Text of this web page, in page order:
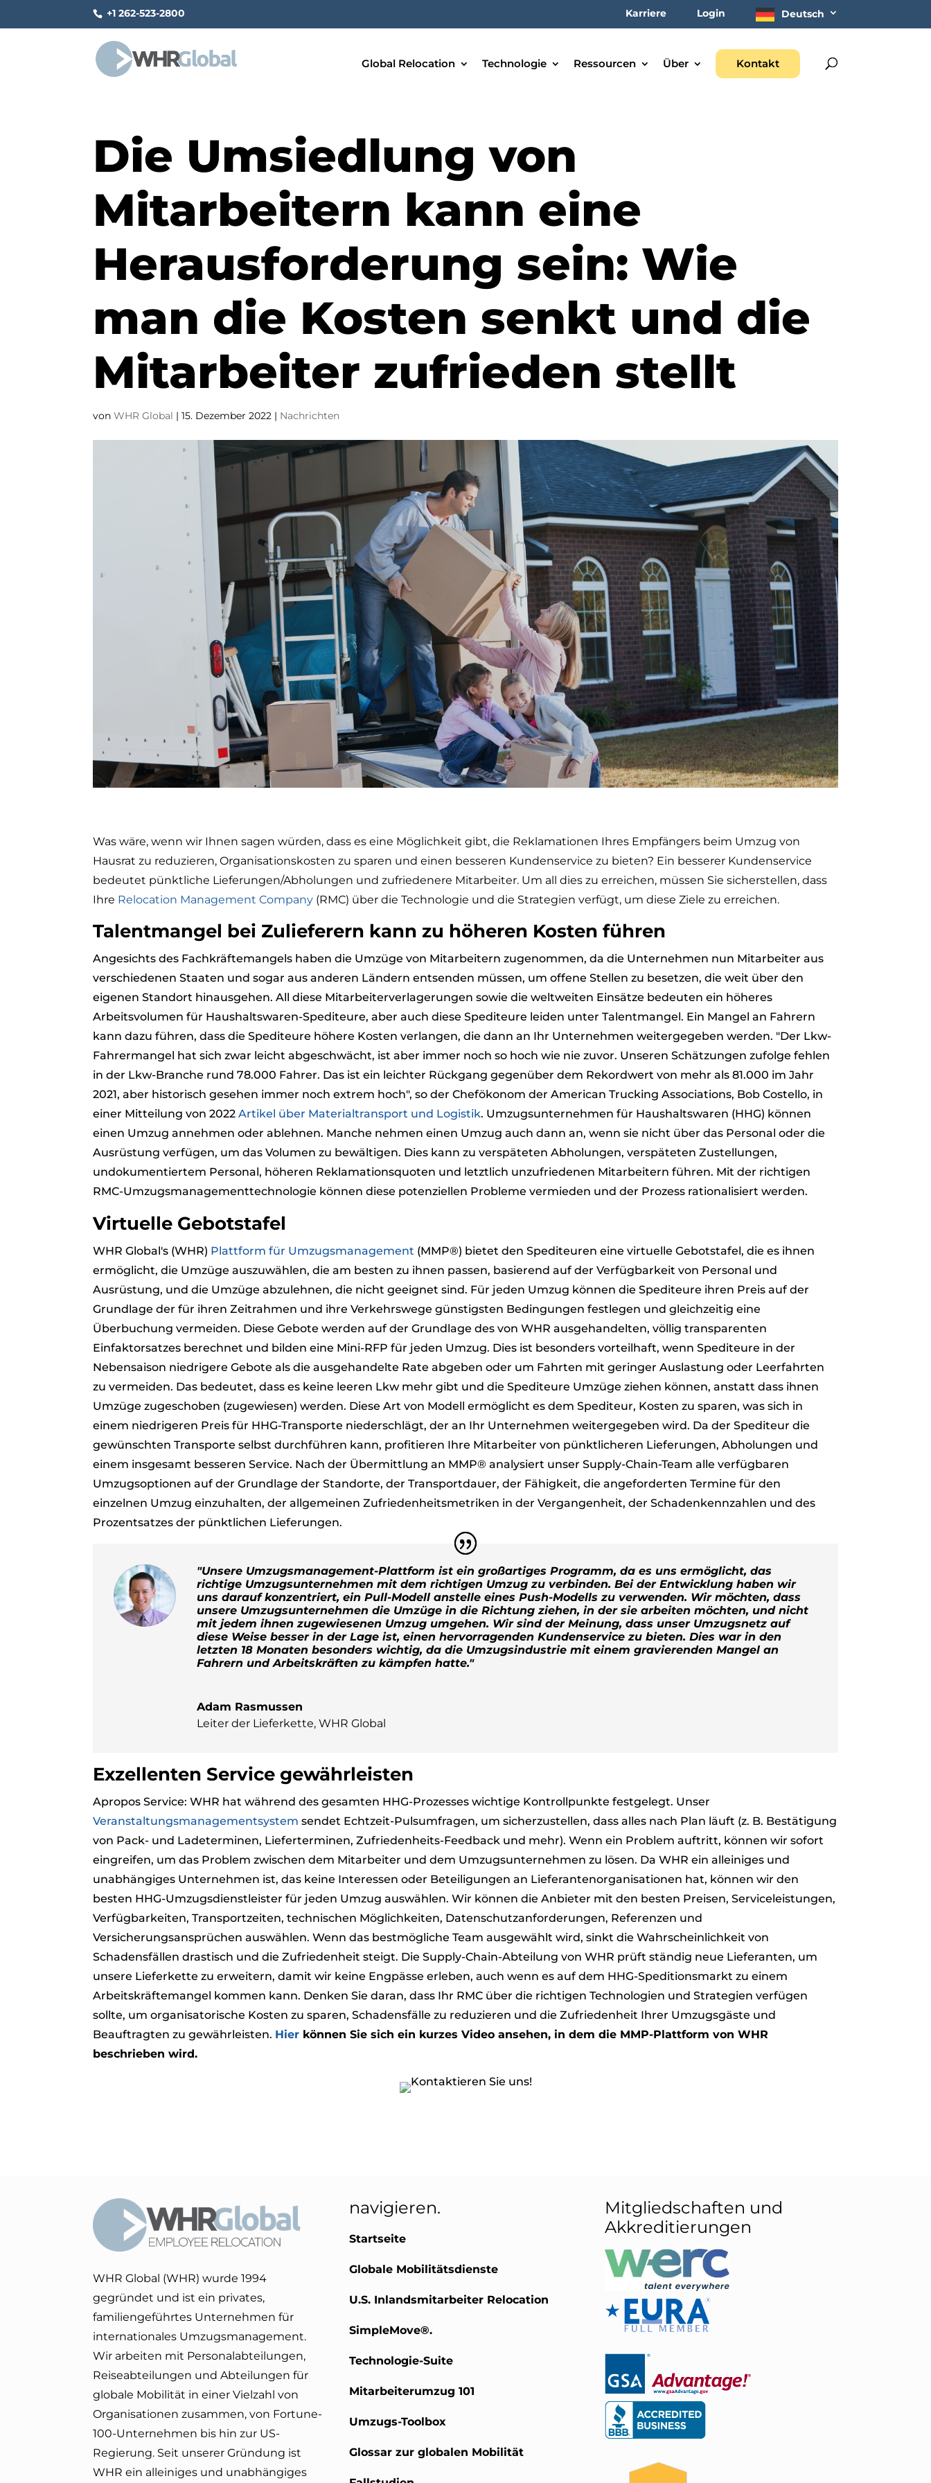
+1 262-523-2800 Karriere Login Deutsch
Global Relocation Technologie Ressourcen Über Kontakt
Die Umsiedlung von
Mitarbeitern kann eine
Herausforderung sein: Wie
man die Kosten senkt und die
Mitarbeiter zufrieden stellt
vonWHR Global |15. Dezember 2022 | Nachrichten
Was wäre, wenn wir Ihnen sagen würden, dass es eine Möglichkeit gibt, die Reklamationen Ihres Empfängers beim Umzug von
Hausrat zu reduzieren, Organisationskosten zu sparen und einen besseren Kundenservice zu bieten? Ein besserer Kundenservice
bedeutet pünktliche Lieferungen/Abholungen und zufriedenere Mitarbeiter. Um all dies zu erreichen, müssen Sie sicherstellen, dass
Ihre Relocation Management Company (RMC) über die Technologie und die Strategien verfügt, um diese Ziele zu erreichen.
Talentmangel bei Zulieferern kann zu höheren Kosten führen
Angesichts des Fachkräftemangels haben die Umzüge von Mitarbeitern zugenommen, da die Unternehmen nun Mitarbeiter aus
verschiedenen Staaten und sogar aus anderen Ländern entsenden müssen, um offene Stellen zu besetzen, die weit über den
eigenen Standort hinausgehen. All diese Mitarbeiterverlagerungen sowie die weltweiten Einsätze bedeuten ein höheres
Arbeitsvolumen für Haushaltswaren-Spediteure, aber auch diese Spediteure leiden unter Talentmangel. Ein Mangel an Fahrern
kann dazu führen, dass die Spediteure höhere Kosten verlangen, die dann an Ihr Unternehmen weitergegeben werden. "Der Lkw-
Fahrermangel hat sich zwar leicht abgeschwächt, ist aber immer noch so hoch wie nie zuvor. Unseren Schätzungen zufolge fehlen
in der Lkw-Branche rund 78.000 Fahrer. Das ist ein leichter Rückgang gegenüber dem Rekordwert von mehr als 81.000 im Jahr
2021, aber historisch gesehen immer noch extrem hoch", so der Chefökonom der American Trucking Associations, Bob Costello, in
einer Mitteilung von 2022Artikel über Materialtransport und Logistik. Umzugsunternehmen für Haushaltswaren (HHG) können
einen Umzug annehmen oder ablehnen. Manche nehmen einen Umzug auch dann an, wenn sie nicht über das Personal oder die
Ausrüstung verfügen, um das Volumen zu bewältigen. Dies kann zu verspäteten Abholungen, verspäteten Zustellungen,
undokumentiertem Personal, höheren Reklamationsquoten und letztlich unzufriedenen Mitarbeitern führen. Mit der richtigen
RMC-Umzugsmanagementtechnologie können diese potenziellen Probleme vermieden und der Prozess rationalisiert werden.
Virtuelle Gebotstafel
WHR Global's (WHR) Plattform für Umzugsmanagement (MMP®) bietet den Spediteuren eine virtuelle Gebotstafel, die es ihnen
ermöglicht, die Umzüge auszuwählen, die am besten zu ihnen passen, basierend auf der Verfügbarkeit von Personal und
Ausrüstung, und die Umzüge abzulehnen, die nicht geeignet sind. Für jeden Umzug können die Spediteure ihren Preis auf der
Grundlage der für ihren Zeitrahmen und ihre Verkehrswege günstigsten Bedingungen festlegen und gleichzeitig eine
Überbuchung vermeiden. Diese Gebote werden auf der Grundlage des von WHR ausgehandelten, völlig transparenten
Einfaktorsatzes berechnet und bilden eine Mini-RFP für jeden Umzug. Dies ist besonders vorteilhaft, wenn Spediteure in der
Nebensaison niedrigere Gebote als die ausgehandelte Rate abgeben oder um Fahrten mit geringer Auslastung oder Leerfahrten
zu vermeiden. Das bedeutet, dass es keine leeren Lkw mehr gibt und die Spediteure Umzüge ziehen können, anstatt dass ihnen
Umzüge zugeschoben (zugewiesen) werden. Diese Art von Modell ermöglicht es dem Spediteur, Kosten zu sparen, was sich in
einem niedrigeren Preis für HHG-Transporte niederschlägt, der an Ihr Unternehmen weitergegeben wird. Da der Spediteur die
gewünschten Transporte selbst durchführen kann, profitieren Ihre Mitarbeiter von pünktlicheren Lieferungen, Abholungen und
einem insgesamt besseren Service. Nach der Übermittlung an MMP® analysiert unser Supply-Chain-Team alle verfügbaren
Umzugsoptionen auf der Grundlage der Standorte, der Transportdauer, der Fähigkeit, die angeforderten Termine für den
einzelnen Umzug einzuhalten, der allgemeinen Zufriedenheitsmetriken in der Vergangenheit, der Schadenkennzahlen und des
Prozentsatzes der pünktlichen Lieferungen.
"Unsere Umzugsmanagement-Plattform ist ein großartiges Programm, da es uns ermöglicht, das
richtige Umzugsunternehmen mit dem richtigen Umzug zu verbinden. Bei der Entwicklung haben wir
uns darauf konzentriert, ein Pull-Modell anstelle eines Push-Modells zu verwenden. Wir möchten, dass
unsere Umzugsunternehmen die Umzüge in die Richtung ziehen, in der sie arbeiten möchten, und nicht
mit jedem ihnen zugewiesenen Umzug umgehen. Wir sind der Meinung, dass unser Umzugsnetz auf
diese Weise besser in der Lage ist, einen hervorragenden Kundenservice zu bieten. Dies war in den
letzten 18 Monaten besonders wichtig, da die Umzugsindustrie mit einem gravierenden Mangel an
Fahrern und Arbeitskräften zu kämpfen hatte."
Adam Rasmussen
Leiter der Lieferkette, WHR Global
Exzellenten Service gewährleisten
Apropos Service: WHR hat während des gesamten HHG-Prozesses wichtige Kontrollpunkte festgelegt. Unser
Veranstaltungsmanagementsystem sendet Echtzeit-Pulsumfragen, um sicherzustellen, dass alles nach Plan läuft (z. B. Bestätigung
von Pack- und Ladeterminen, Lieferterminen, Zufriedenheits-Feedback und mehr). Wenn ein Problem auftritt, können wir sofort
eingreifen, um das Problem zwischen dem Mitarbeiter und dem Umzugsunternehmen zu lösen. Da WHR ein alleiniges und
unabhängiges Unternehmen ist, das keine Interessen oder Beteiligungen an Lieferantenorganisationen hat, können wir den
besten HHG-Umzugsdienstleister für jeden Umzug auswählen. Wir können die Anbieter mit den besten Preisen, Serviceleistungen,
Verfügbarkeiten, Transportzeiten, technischen Möglichkeiten, Datenschutzanforderungen, Referenzen und
Versicherungsansprüchen auswählen. Wenn das bestmögliche Team ausgewählt wird, sinkt die Wahrscheinlichkeit von
Schadensfällen drastisch und die Zufriedenheit steigt. Die Supply-Chain-Abteilung von WHR prüft ständig neue Lieferanten, um
unsere Lieferkette zu erweitern, damit wir keine Engpässe erleben, auch wenn es auf dem HHG-Speditionsmarkt zu einem
Arbeitskräftemangel kommen kann. Denken Sie daran, dass Ihr RMC über die richtigen Technologien und Strategien verfügen
sollte, um organisatorische Kosten zu sparen, Schadensfälle zu reduzieren und die Zufriedenheit Ihrer Umzugsgäste und
Beauftragten zu gewährleisten. Hier können Sie sich ein kurzes Video ansehen, in dem die MMP-Plattform von WHR
beschrieben wird.
WHR Global (WHR) wurde 1994
gegründet und ist ein privates,
familiengeführtes Unternehmen für
internationales Umzugsmanagement.
Wir arbeiten mit Personalabteilungen,
Reiseabteilungen und Abteilungen für
globale Mobilität in einer Vielzahl von
Organisationen zusammen, von Fortune-
100-Unternehmen bis hin zur US-
Regierung. Seit unserer Gründung ist
WHR ein alleiniges und unabhängiges
navigieren.
Startseite
Globale Mobilitätsdienste
U.S. Inlandsmitarbeiter Relocation
SimpleMove®.
Technologie-Suite
Mitarbeiterumzug 101
Umzugs-Toolbox
Glossar zur globalen Mobilität
Mitgliedschaften und
Akkreditierungen